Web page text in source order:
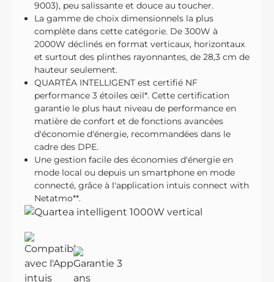
9003), peu salissante et douce au toucher.
La gamme de choix dimensionnels la plus
complète dans cette catégorie. De 300W à
2000W déclinés en format verticaux, horizontaux
et surtout des plinthes rayonnantes, de 28,3 cm de
hauteur seulement.
QUARTÉA INTELLIGENT est certifié NF
performance 3 étoiles œil*. Cette certification
garantie le plus haut niveau de performance en
matière de confort et de fonctions avancées
d'économie d'énergie, recommandées dans le
cadre des DPE.
Une gestion facile des économies d'énergie en
mode local ou depuis un smartphone en mode
connecté, grâce à l'application intuis connect with
Netatmo**.